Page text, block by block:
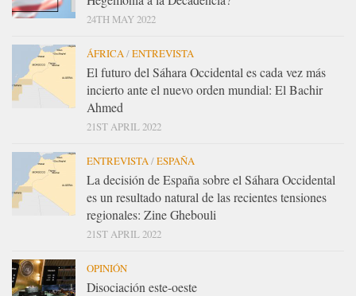
24TH MAY 2022
ÁFRICA/ENTREVISTA
El futuro del Sáhara Occidental es cada vez más
incierto ante el nuevo orden mundial: El Bachir
Ahmed
21ST APRIL 2022
ENTREVISTA/ESPAÑA
La decisión de España sobre el Sáhara Occidental
es un resultado natural de las recientes tensiones
regionales: Zine Ghebouli
21ST APRIL 2022
OPINIÓN
Disociación este-oeste